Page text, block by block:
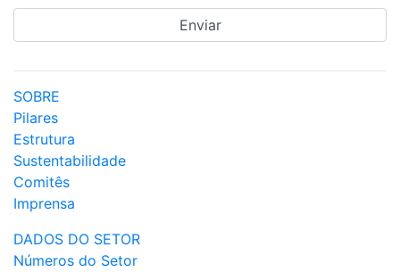
SOBRE
Pilares
Estrutura
Sustentabilidade
Comitês
Imprensa
DADOS DO SETOR
Números do Setor